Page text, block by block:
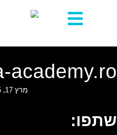
academy.ro
מרץ 17, 2025
שתפו: